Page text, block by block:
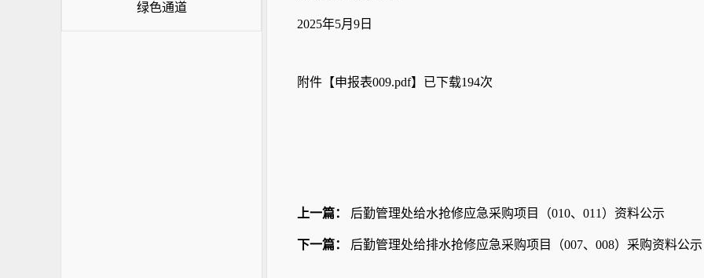
绿色通道
2025年5月9日
附件【申报表009.pdf】已下载194次
上一篇： 后勤管理处给水抢修应急采购项目（010、011）资料公示
下一篇： 后勤管理处给排水抢修应急采购项目（007、008）采购资料公示